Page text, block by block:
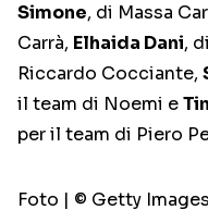
Simone, di Massa
Carrà, Elhaida Dani,
Riccardo Cocciante,
il team di Noemi e
per il team di Piero
Foto | © Getty Images